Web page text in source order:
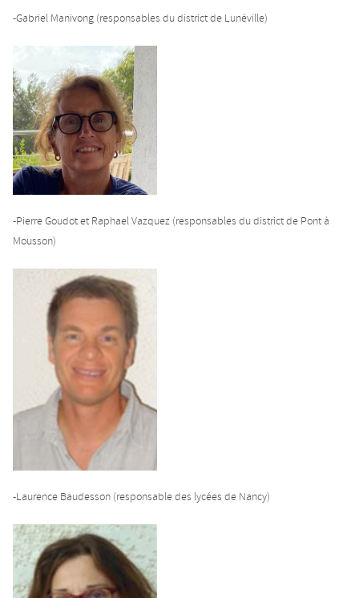
-Gabriel Manivong (responsables du district de Lunéville)
-Pierre Goudot et Raphael Vazquez (responsables du district de Pont à
Mousson)
-Laurence Baudesson (responsable des lycées de Nancy)